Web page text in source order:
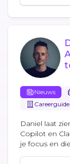
Nieuws
Careerguide
Daniel laat
Copilot en
je focus en